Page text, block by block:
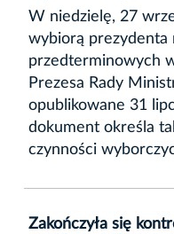
W niedzielę, 27
wybiorą prezydenta
przedterminowych
Prezesa Rady
opublikowane 31
dokument określa
czynności
Zakończyła się